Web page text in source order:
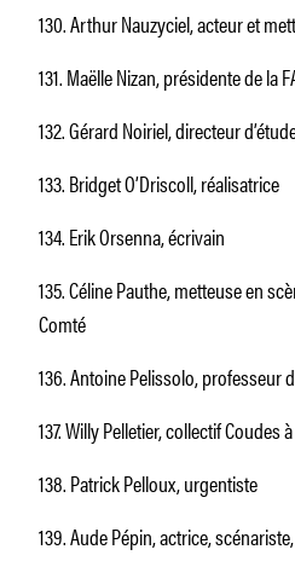
130. Arthur Nauzyciel, acteur et
131. Maëlle Nizan, présidente de la
132. Gérard Noiriel, directeur
133. Bridget O’Driscoll, réalisatrice
134. Erik Orsenna, écrivain
135. Céline Pauthe, metteuse en
Comté
136. Antoine Pelissolo, professeur
137. Willy Pelletier, collectif Coudes
138. Patrick Pelloux, urgentiste
139. Aude Pépin, actrice,